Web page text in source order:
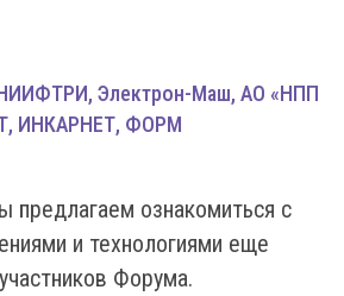
Электрон-Маш, АО «НПП
ИНКАРНЕТ, ФОРМ
предлагаем ознакомиться с
и технологиями еще
Форума.